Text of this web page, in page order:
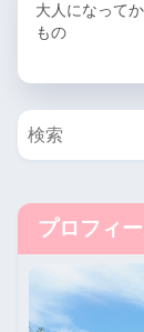
大人になって
もの
プロフィ